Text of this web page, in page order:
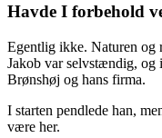
Havde I forbehold
Egentlig ikke. Naturen og
Jakob var selvstændig, og
Brønshøj og hans firma.
I starten pendlede han,
være her.